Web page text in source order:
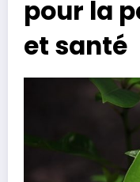
pour la
et santé